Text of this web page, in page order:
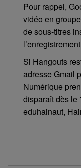
Pour rappel,
vidéo en
de sous-titres
Si Hangouts
adresse Gmail
Numérique
disparaît dès le
eduhainaut,